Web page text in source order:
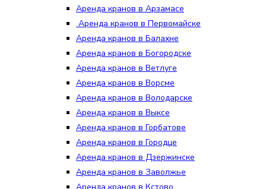
Аренда кранов в Арзамасе
Аренда кранов в Первомайске
Аренда кранов в Балахне
Аренда кранов в Богородске
Аренда кранов в Ветлуге
Аренда кранов в Ворсме
Аренда кранов в Володарске
Аренда кранов в Выксе
Аренда кранов в Горбатове
Аренда кранов в Городце
Аренда кранов в Дзержинске
Аренда кранов в Заволжье